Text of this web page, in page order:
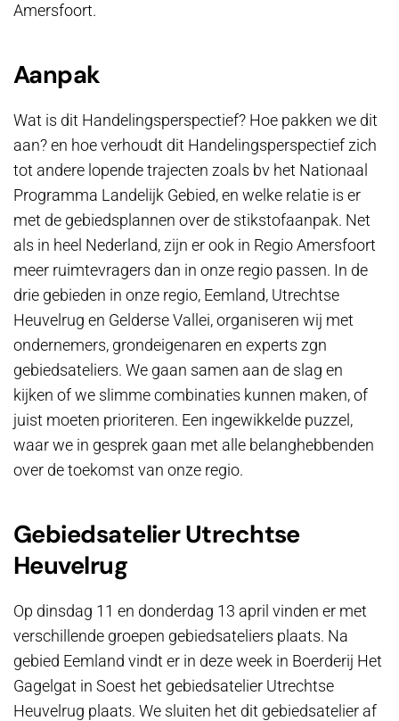
Amersfoort.
Aanpak
Wat is dit Handelingsperspectief? Hoe pakken we dit
aan? en hoe verhoudt dit Handelingsperspectief zich
tot andere lopende trajecten zoals bv het Nationaal
Programma Landelijk Gebied, en welke relatie is er
met de gebiedsplannen over de stikstofaanpak. Net
als in heel Nederland, zijn er ook in Regio Amersfoort
meer ruimtevragers dan in onze regio passen. In de
drie gebieden in onze regio, Eemland, Utrechtse
Heuvelrug en Gelderse Vallei, organiseren wij met
ondernemers, grondeigenaren en experts zgn
gebiedsateliers. We gaan samen aan de slag en
kijken of we slimme combinaties kunnen maken, of
juist moeten prioriteren. Een ingewikkelde puzzel,
waar we in gesprek gaan met alle belanghebbenden
over de toekomst van onze regio.
Gebiedsatelier Utrechtse
Heuvelrug
Op dinsdag 11 en donderdag 13 april vinden er met
verschillende groepen gebiedsateliers plaats. Na
gebied Eemland vindt er in deze week in Boerderij Het
Gagelgat in Soest het gebiedsatelier Utrechtse
Heuvelrug plaats. We sluiten het dit gebiedsatelier af